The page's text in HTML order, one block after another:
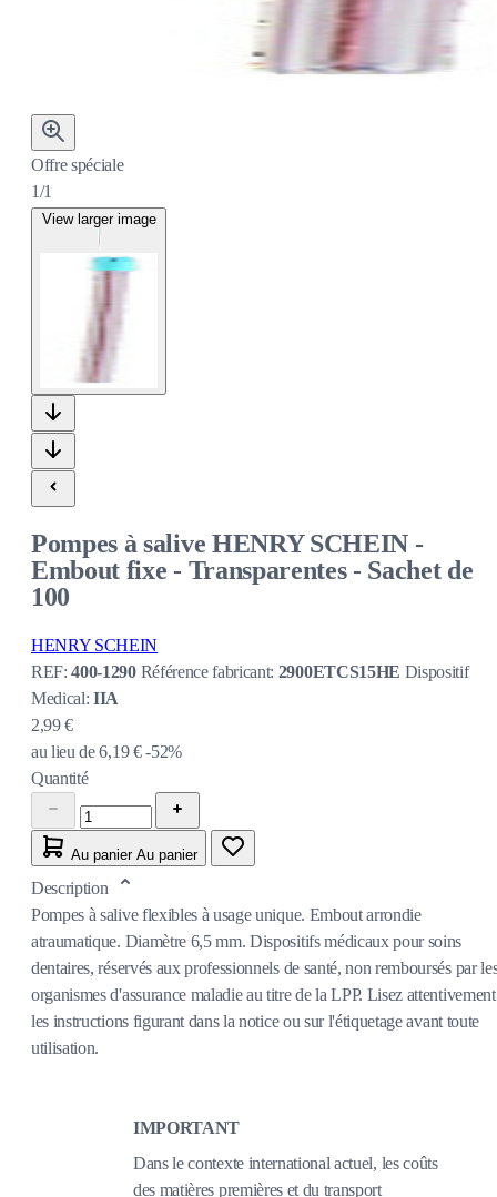
Offre spéciale
1/1
View larger image
Pompes à salive HENRY SCHEIN -
Embout fixe - Transparentes - Sachet de
100
HENRY SCHEIN
REF:400-1290 Référence fabricant: 2900ETCS15HE Dispositif
Medical:IIA
2,99 €
au lieu de6,19 € -52%
Quantité
Au panier Au panier
Description
Pompes à salive flexibles à usage unique. Embout arrondie
atraumatique. Diamètre 6,5 mm. Dispositifs médicaux pour soins
dentaires, réservés aux professionnels de santé, non remboursés par
organismes d'assurance maladie au titre de la LPP. Lisez attentivement
les instructions figurant dans la notice ou sur l'étiquetage avant toute
utilisation.
IMPORTANT
Dans le contexte international actuel, les coûts
des matières premières et du transport